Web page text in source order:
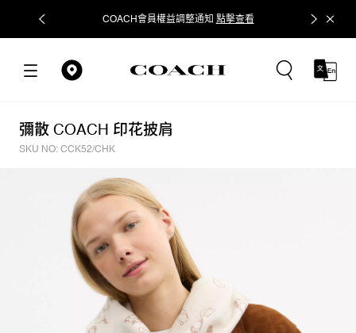
COACH會員權益調整通知 點擊查看 立即追蹤
彌散 COACH 印花披肩
SKU NO: CCK52/CHK